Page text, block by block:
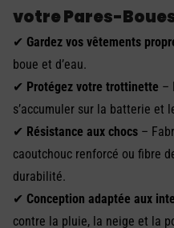
votre Pares-
✔ Gardez vos vêtements
boue et d’eau.
✔ Protégez votre trottinette –
s’accumuler sur la batterie et
✔ Résistance aux chocs –
caoutchouc renforcé ou fibre
durabilité.
✔ Conception adaptée aux
contre la pluie, la neige et la